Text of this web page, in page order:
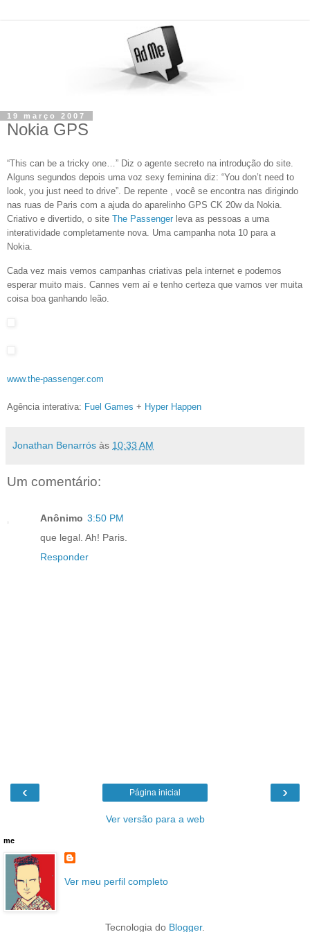
19 março 2007
Nokia GPS
“This can be a tricky one…” Diz o agente secreto na introdução do site.
Alguns segundos depois uma voz sexy feminina diz: “You don’t need to
look, you just need to drive”. De repente , você se encontra nas dirigindo
nas ruas de Paris com a ajuda do aparelinho GPS CK 20w da Nokia.
Criativo e divertido, o site The Passenger leva as pessoas a uma
interatividade completamente nova. Uma campanha nota 10 para a
Nokia.
Cada vez mais vemos campanhas criativas pela internet e podemos
esperar muito mais. Cannes vem aí e tenho certeza que vamos ver muita
coisa boa ganhando leão.
www.the-passenger.com
Agência interativa: Fuel Games + Hyper Happen
Jonathan Benarrós às 10:33 AM
Um comentário:
Anônimo 3:50 PM
que legal. Ah! Paris.
Responder
‹ ›
Página inicial
Ver versão para a web
me
Ver meu perfil completo
Tecnologia do Blogger.